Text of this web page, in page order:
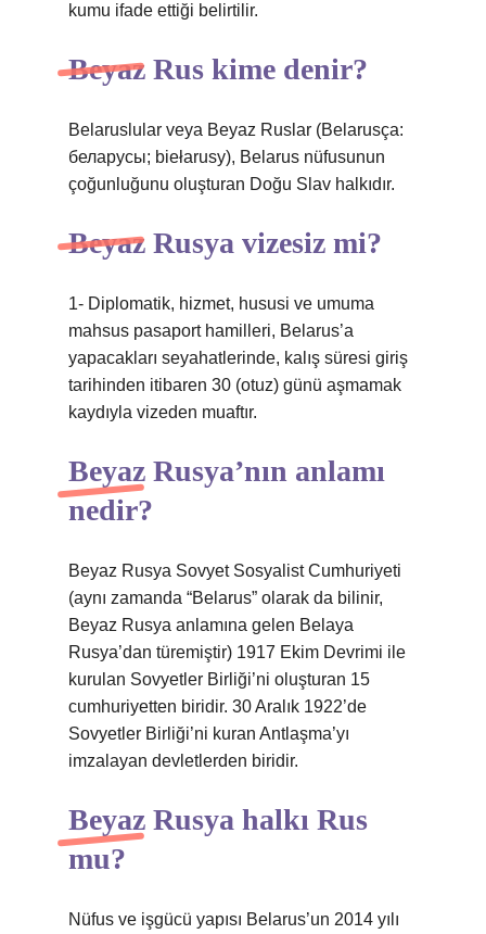
kumu ifade ettiği belirtilir.
Beyaz Rus kime denir?
Belaruslular veya Beyaz Ruslar (Belarusça:
беларусы; biełarusy), Belarus nüfusunun
çoğunluğunu oluşturan Doğu Slav halkıdır.
Beyaz Rusya vizesiz mi?
1- Diplomatik, hizmet, hususi ve umuma
mahsus pasaport hamilleri, Belarus’a
yapacakları seyahatlerinde, kalış süresi giriş
tarihinden itibaren 30 (otuz) günü aşmamak
kaydıyla vizeden muaftır.
Beyaz Rusya’nın anlamı
nedir?
Beyaz Rusya Sovyet Sosyalist Cumhuriyeti
(aynı zamanda “Belarus” olarak da bilinir,
Beyaz Rusya anlamına gelen Belaya
Rusya’dan türemiştir) 1917 Ekim Devrimi ile
kurulan Sovyetler Birliği’ni oluşturan 15
cumhuriyetten biridir. 30 Aralık 1922’de
Sovyetler Birliği’ni kuran Antlaşma’yı
imzalayan devletlerden biridir.
Beyaz Rusya halkı Rus
mu?
Nüfus ve işgücü yapısı Belarus’un 2014 yılı